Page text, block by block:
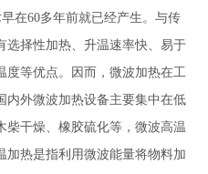
在60多年前就已经产生。与传
选择性加热、升温速率快、易于
度等优点。因而，微波加热在工
内外微波加热设备主要集中在低
柴干燥、橡胶硫化等，微波高温
加热是指利用微波能量将物料加